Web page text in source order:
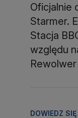
Oficjalnie
Starmer.
Stacja
względu
DOWIEDZ